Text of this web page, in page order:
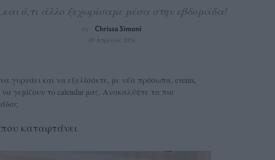
ό,τι άλλο ξεχωρίσαμε μέσα στην εβδομάδα!
by Chrissa Simoni
05 Απριλίου 2024
γυρνάει και να εξελίσσετε, με νέα πρόσωπα, events,
γεμίζουν το calendar μας. Ανακαλύψτε τα πιο
καταφτάνει